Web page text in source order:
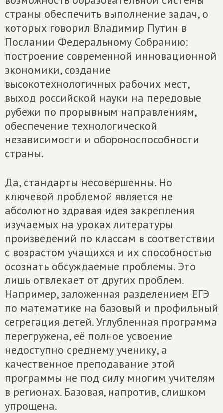
страны обеспечить выполнение задач, о
которых говорил Владимир Путин в
Послании Федеральному Собранию:
построение современной инновационной
экономики, создание
высокотехнологичных рабочих мест,
выход российской науки на передовые
рубежи по прорывным направлениям,
обеспечение технологической
независимости и обороноспособности
страны.
Да, стандарты несовершенны. Но
ключевой проблемой является не
абсолютно здравая идея закрепления
изучаемых на уроках литературы
произведений по классам в соответствии
с возрастом учащихся и их способностью
осознать обсуждаемые проблемы. Это
лишь отвлекает от других проблем.
Например, заложенная разделением ЕГЭ
по математике на базовый и профильный
сегрегация детей. Углубленная программа
перегружена, её полное усвоение
недоступно среднему ученику, а
качественное преподавание этой
программы не под силу многим учителям
в регионах. Базовая, напротив, слишком
упрощена.